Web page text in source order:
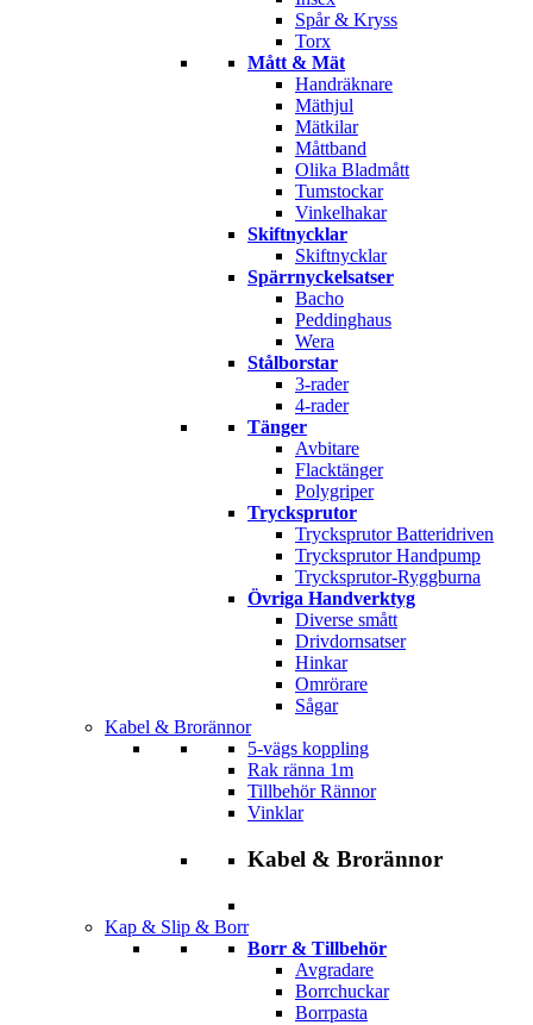
Spår & Kryss
Torx
Mått & Mät
Handräknare
Mäthjul
Mätkilar
Måttband
Olika Bladmått
Tumstockar
Vinkelhakar
Skiftnycklar
Skiftnycklar
Spärrnyckelsatser
Bacho
Peddinghaus
Wera
Stålborstar
3-rader
4-rader
Tänger
Avbitare
Flacktänger
Polygriper
Trycksprutor
Trycksprutor Batteridriven
Trycksprutor Handpump
Trycksprutor-Ryggburna
Övriga Handverktyg
Diverse smått
Drivdornsatser
Hinkar
Omrörare
Sågar
Kabel & Brorännor
5-vägs koppling
Rak ränna 1m
Tillbehör Rännor
Vinklar
Kabel & Brorännor
Kap & Slip & Borr
Borr & Tillbehör
Avgradare
Borrchuckar
Borrpasta